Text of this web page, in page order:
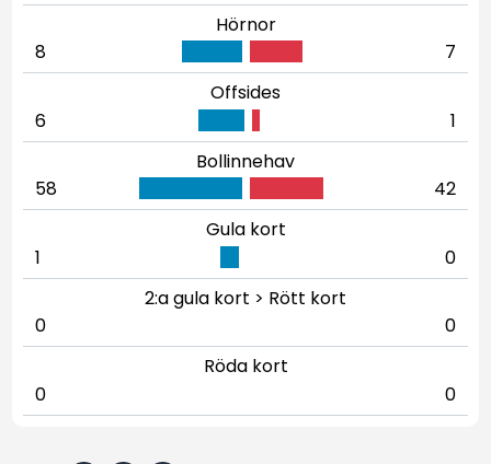
Hörnor
8
7
Offsides
6
1
Bollinnehav
58
42
Gula kort
1
0
2:a gula kort > Rött kort
0
0
Röda kort
0
0